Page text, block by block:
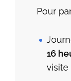
Pour
16
visite